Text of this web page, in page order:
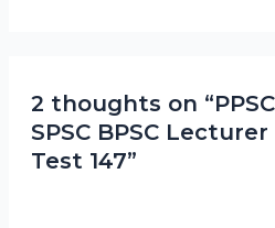
2 thoughts on “PPSC
SPSC BPSC
Test 147”